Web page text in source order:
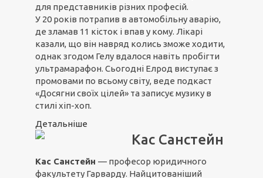
для представників різних професій.
У 20 років потрапив в автомобільну аварію,
де зламав 11 кісток і впав у кому. Лікарі
казали, що він навряд колись зможе ходити,
однак згодом Гелу вдалося навіть пробігти
ультрамарафон. Сьогодні Елрод виступає з
промовами по всьому світу, веде подкаст
«Досягни своїх цілей» та записує музику в
стилі хіп-хоп.
Детальніше
Кас Санстейн
Кас Санстейн — професор юридичного
факультету Гарварду. Найцитованіший